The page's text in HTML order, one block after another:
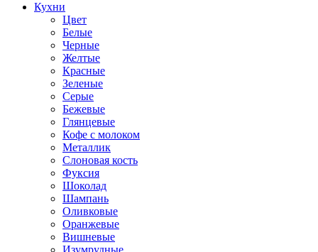
Кухни
Цвет
Белые
Черные
Желтые
Красные
Зеленые
Серые
Бежевые
Глянцевые
Кофе с молоком
Металлик
Слоновая кость
Фуксия
Шоколад
Шампань
Оливковые
Оранжевые
Вишневые
Изумрудные